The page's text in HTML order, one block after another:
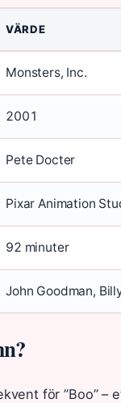
VÄRDE
Monsters, Inc.
2001
Pete Docter
Pixar Animation
92 minuter
John Goodman,
för ”Boo” –